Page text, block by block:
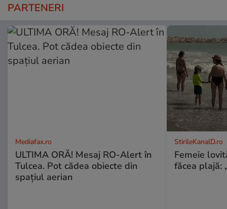
PARTENERI
Mediafax.ro
ULTIMA ORĂ! Mesaj RO-Alert în
Tulcea. Pot cădea obiecte din
spațiul aerian
StirileKanalD.ro
Femeie
făcea plajă: